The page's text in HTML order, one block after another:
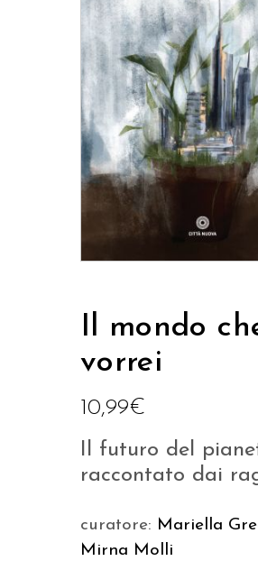
Il mondo
vorrei
10,99€
Il futuro del
raccontato dai
curatore: Mariella
Mirna Molli